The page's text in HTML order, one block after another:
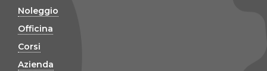
Noleggio
Officina
Corsi
Azienda